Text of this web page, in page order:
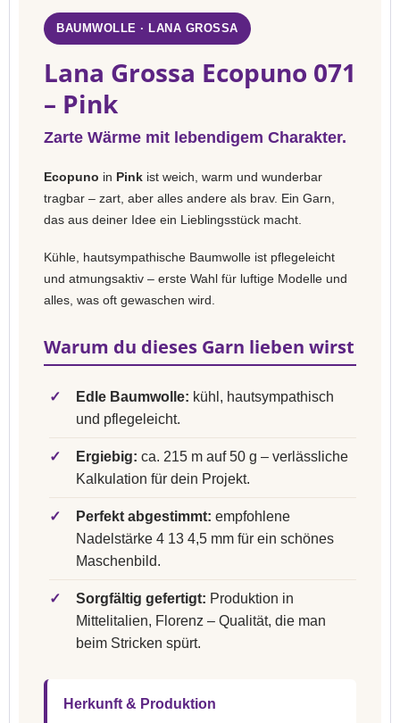
BAUMWOLLE · LANA GROSSA
Lana Grossa Ecopuno 071
– Pink
Zarte Wärme mit lebendigem Charakter.
Ecopuno in Pink ist weich, warm und wunderbar
tragbar – zart, aber alles andere als brav. Ein Garn,
das aus deiner Idee ein Lieblingsstück macht.
Kühle, hautsympathische Baumwolle ist pflegeleicht
und atmungsaktiv – erste Wahl für luftige Modelle und
alles, was oft gewaschen wird.
Warum du dieses Garn lieben wirst
✓ Edle Baumwolle: kühl, hautsympathisch
und pflegeleicht.
✓ Ergiebig: ca. 215 m auf 50 g – verlässliche
Kalkulation für dein Projekt.
✓ Perfekt abgestimmt: empfohlene
Nadelstärke 4 13 4,5 mm für ein schönes
Maschenbild.
✓ Sorgfältig gefertigt: Produktion in
Mittelitalien, Florenz – Qualität, die man
beim Stricken spürt.
Herkunft & Produktion